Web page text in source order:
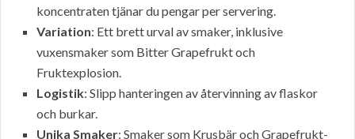
koncentraten tjänar du pengar per servering.
Variation: Ett brett urval av smaker, inklusive
vuxensmaker som Bitter Grapefrukt och
Fruktexplosion.
Logistik: Slipp hanteringen av återvinning av flaskor
och burkar.
Unika Smaker: Smaker som Krusbär och Grapefrukt-